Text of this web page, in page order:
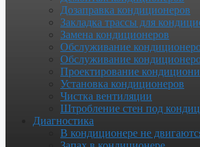
Дозаправка кондиционеров
Закладка трассы для
Замена кондиционеров
Обслуживание
Обслуживание
Проектирование
Установка кондиционеров
Чистка вентиляции
Штробление стен под
Диагностика
В кондиционере не